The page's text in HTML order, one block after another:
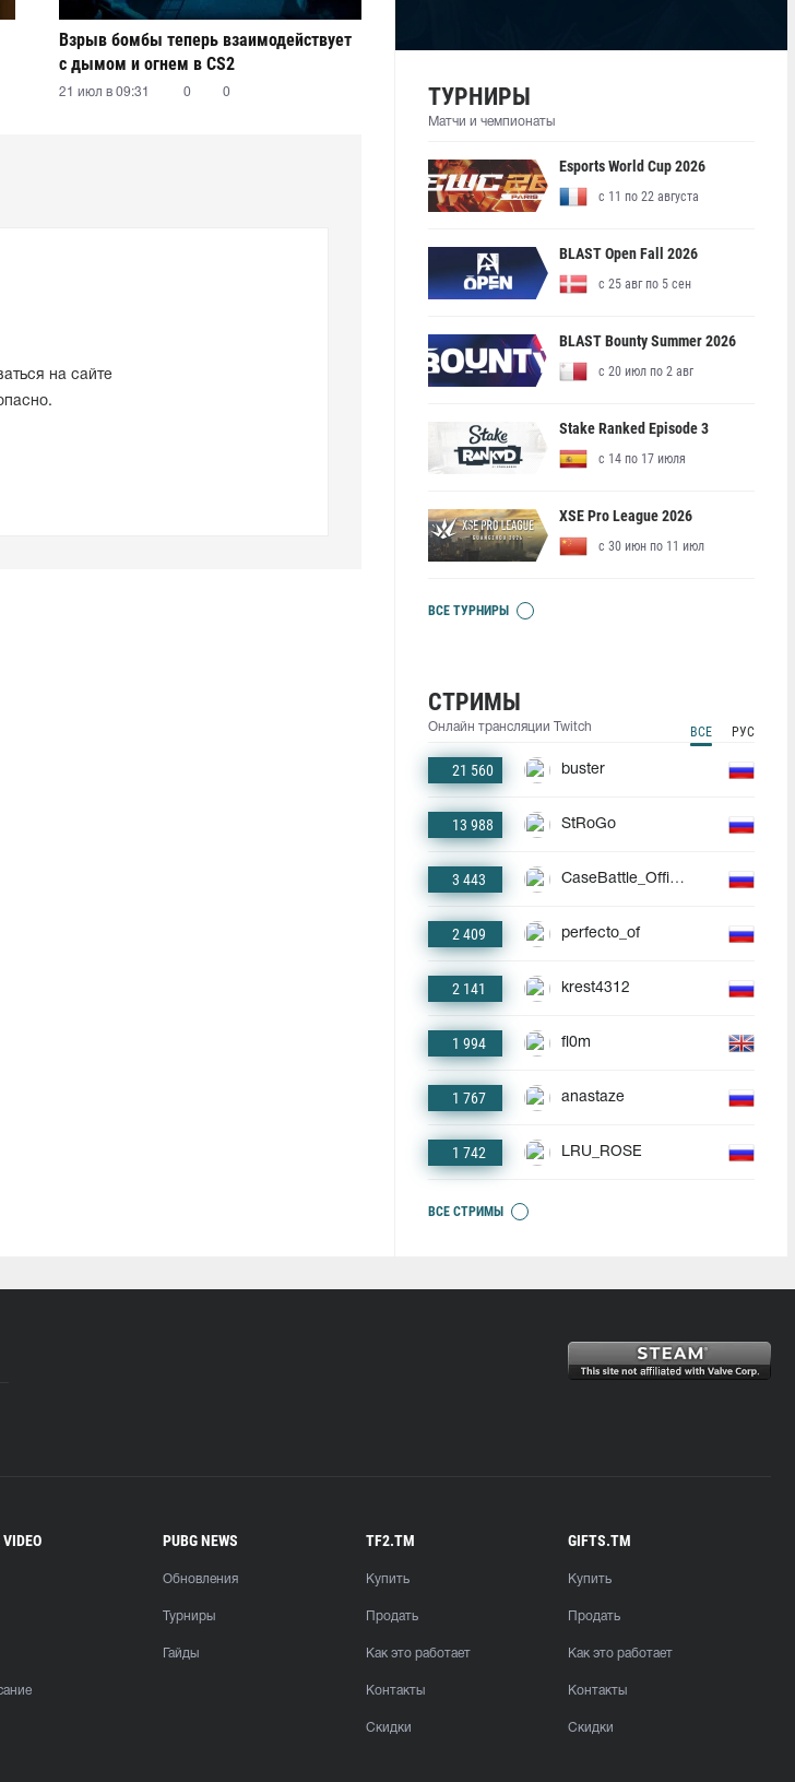
Взрыв бомбы теперь взаимодействует
с дымом и огнем в CS2
21 июл в 09:31 0 0
на сайте
ТУРНИРЫ
Матчи и чемпионаты
Esports World Cup 2026
с 11 по 22 августа
BLAST Open Fall 2026
с 25 авг по 5 сен
BLAST Bounty Summer 2026
с 20 июл по 2 авг
Stake Ranked Episode 3
с 14 по 17 июля
XSE Pro League 2026
с 30 июн по 11 июл
ВСЕ ТУРНИРЫ
СТРИМЫ
Онлайн трансляции Twitch ВСЕ РУС
21 560 buster
13 988 StRoGo
3 443 CaseBattle_Official
2 409 perfecto_of
2 141 krest4312
1 994 fl0m
1 767 anastaze
1 742 LRU_ROSE
ВСЕ СТРИМЫ
VIDEO PUBG NEWS
Обновления
Турниры
Гайды
TF2.TM
Купить
Продать
Как это работает
Контакты
Скидки
GIFTS.TM
Купить
Продать
Как это работает
Контакты
Скидки